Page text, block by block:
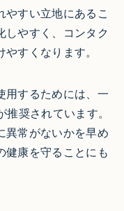
やすい立地にあるこ
しやすく、コンタク
すくなります。
用するためには、一
奨されています。
異常がないかを早め
健康を守ることにも